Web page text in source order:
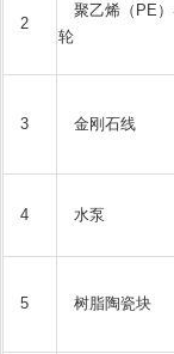
2
聚乙烯（PE
轮
3 金刚石线
4 水泵
5 树脂陶瓷块